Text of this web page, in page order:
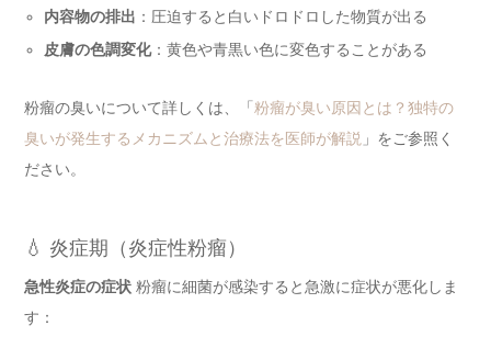
内容物の排出 ：圧迫すると白いドロドロした物質が出る
皮膚の色調変化：黄色や青黒い色に変色することがある
粉瘤の臭いについて詳しくは、「 粉瘤が臭い原因とは？独特の
臭いが発生するメカニズムと治療法を医師が解説 」をご参照く
ださい。
💧 炎症期（炎症性粉瘤）
急性炎症の症状 粉瘤に細菌が感染すると急激に症状が悪化しま
す：